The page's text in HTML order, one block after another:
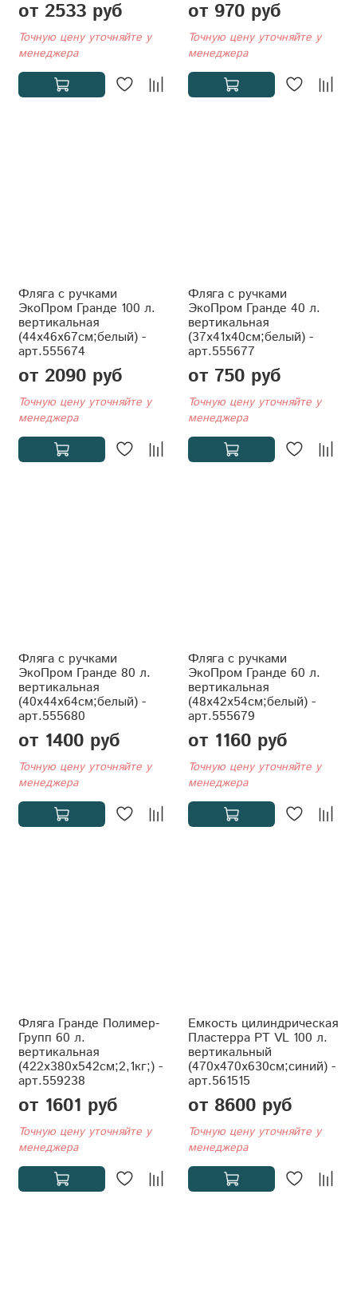
от 2533 руб
Точную цену уточняйте у
менеджера
от 970 руб
Точную цену уточняйте у
менеджера
Фляга с ручками
ЭкоПром Гранде 100 л.
вертикальная
(44x46x67см;белый) -
арт.555674
от 2090 руб
Точную цену уточняйте у
менеджера
Фляга с ручками
ЭкоПром Гранде 40 л.
вертикальная
(37x41x40см;белый) -
арт.555677
от 750 руб
Точную цену уточняйте у
менеджера
Фляга с ручками
ЭкоПром Гранде 80 л.
вертикальная
(40x44x64см;белый) -
арт.555680
от 1400 руб
Точную цену уточняйте у
менеджера
Фляга с ручками
ЭкоПром Гранде 60 л.
вертикальная
(48x42x54см;белый) -
арт.555679
от 1160 руб
Точную цену уточняйте у
менеджера
Фляга Гранде Полимер-
Групп 60 л.
вертикальная
(422x380x542см;2,1кг;) -
арт.559238
от 1601 руб
Точную цену уточняйте у
менеджера
Емкость цилиндрическая
Пластерра PT VL 100 л.
вертикальный
(470x470x630см;синий) -
арт.561515
от 8600 руб
Точную цену уточняйте у
менеджера